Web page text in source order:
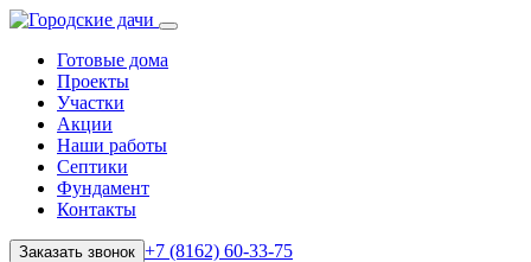
Готовые дома
Проекты
Участки
Акции
Наши работы
Септики
Фундамент
Контакты
Заказать звонок +7 (8162) 60-33-75